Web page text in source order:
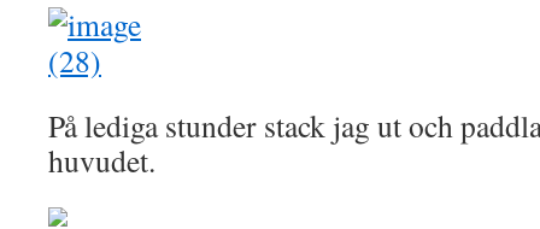
På lediga stunder stack jag ut och
huvudet.